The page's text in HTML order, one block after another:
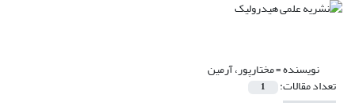
نویسنده =مختارپور، آرمین
تعداد مقالات: 1